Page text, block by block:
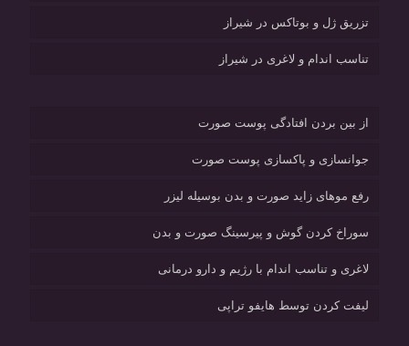
تزریق ژل و بوتاکس در شیراز
تناسب اندام و لاغری در شیراز
از بین بردن افتادگی پوست صورت
جوانسازی و پاکسازی پوست صورت
رفع موهای زاید صورت و بدن بوسیله لیزر
سوراخ کردن گوش و پیرسینگ صورت و بدن
لاغری و تناسب اندام با رژیم و دارو درمانی
لیفت کردن توسط هایفو تراپی